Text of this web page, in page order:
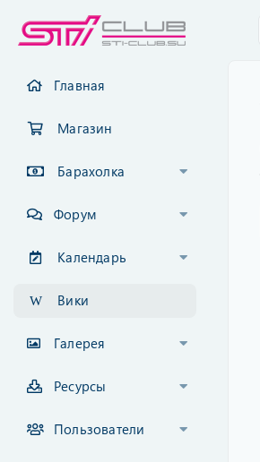
Главная
Магазин
Барахолка
Форум
Календарь
Вики
Галерея
Ресурсы
Пользователи